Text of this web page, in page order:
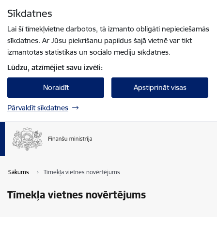
Sīkdatnes
Lai šī tīmekļvietne darbotos, tā izmanto obligāti nepieciešamās
sīkdatnes. Ar Jūsu piekrišanu papildus šajā vietnē var tikt
izmantotas statistikas un sociālo mediju sīkdatnes.
Lūdzu, atzīmējiet savu izvēli:
Noraidīt Apstiprināt visas
Pārvaldīt sīkdatnes
Sākums Tīmekļa vietnes novērtējums
Tīmekļa vietnes novērtējums